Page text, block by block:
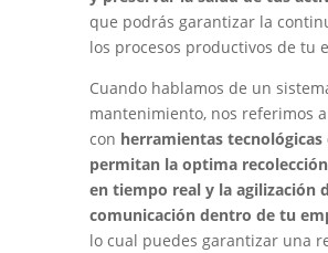
que podrás garantizar la
los procesos productivos de tu
Cuando hablamos de un
mantenimiento, nos referimos
con herramientas tecnológicas
permitan la optima
en tiempo real y la agilización
comunicación dentro de tu
lo cual puedes garantizar una